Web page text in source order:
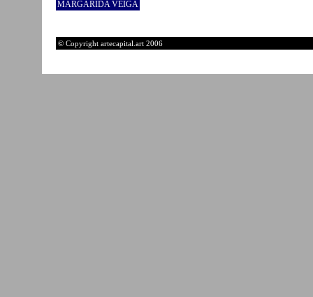
MARGARIDA VEIGA
© Copyright artecapital.art 2006